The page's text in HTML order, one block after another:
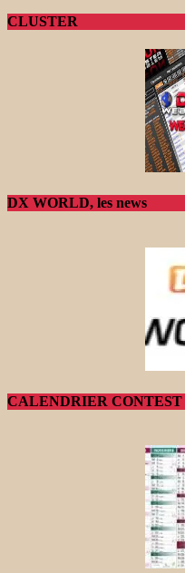
CLUSTER
DX WORLD, les news
CALENDRIER CONTEST